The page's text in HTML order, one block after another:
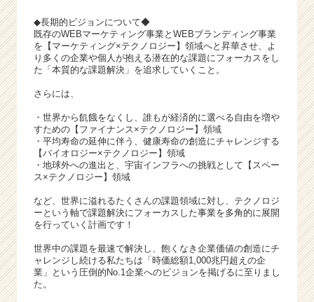
チ
ア
キ
ャ
（C
h
e
e
r
a
r
e
e
r）
◆長期的ビジョンについて◆
既存のWEBマーケティング事業とWEBブランディング事業
を【マーケティング×テクノロジー】領域へと昇華させ、よ
り多くの企業や個人が抱える潜在的な課題にフォーカスをし
た「本質的な課題解決」を追求していくこと。
さらには、
・世界から飢餓をなくし、誰もが経済的に選べる自由を増や
すための【ファイナンス×テクノロジー】領域
・平均寿命の延伸に伴う、健康寿命の創造にチャレンジする
【バイオロジー×テクノロジー】領域
・地球外への進出と、宇宙インフラへの挑戦として【スペー
ス×テクノロジー】領域
など、世界に溢れるたくさんの課題領域に対し、テクノロジ
ーという軸で課題解決にフォーカスした事業を多角的に展開
を行っていく計画です！
世界中の課題を最速で解決し、飽くなき企業価値の創造にチ
ャレンジし続ける私たちは「時価総額1,000兆円超えの企
業」という圧倒的No.1企業へのビジョンを掲げるに至りまし
た。